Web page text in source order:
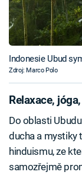
Indonesie Ubud
Zdroj: Marco Polo
Relaxace,
Do oblasti
ducha a mystiky
hinduismu, ze
samozřejmě